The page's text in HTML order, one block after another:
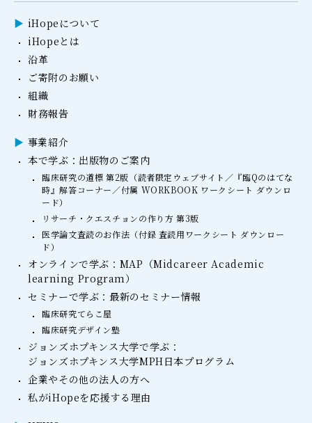
iHopeについて
iHopeとは
沿革
ご寄附のお願い
組織
財務報告
事業紹介
本で学ぶ：出版物のご案内
臨床研究の道標 第2版（読者限定ウェブサイト／『臨Qのはてな
時』解答コーナー／付属 WORKBOOK ワークシート ダウンロ
ード）
リサーチ・クエスチョンの作り方 第3版
医学論文査読のお作法（付録 査読用ワークシート ダウンロー
ド）
オンラインで学ぶ：MAP（Midcareer Academic
learning Program）
セミナーで学ぶ：最新のセミナー情報
臨床研究てらこ屋
臨床研究デザイン塾
ジョンズホプキンス大学で学ぶ：
ジョンズホプキンス大学MPH日本プログラム
企業やその他の法人の方へ
私がiHopeを応援する理由